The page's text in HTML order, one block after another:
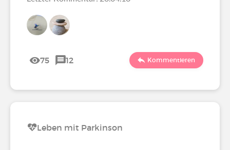
75 12 Kommentieren
Leben mit Parkinson